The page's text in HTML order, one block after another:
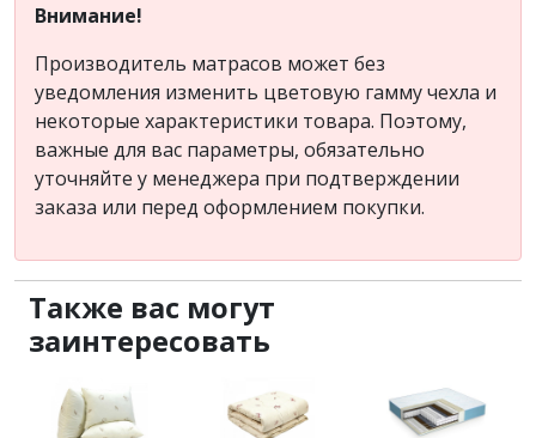
Внимание!
Производитель матрасов может без
уведомления изменить цветовую гамму чехла и
некоторые характеристики товара. Поэтому,
важные для вас параметры, обязательно
уточняйте у менеджера при подтверждении
заказа или перед оформлением покупки.
Также вас могут
заинтересовать